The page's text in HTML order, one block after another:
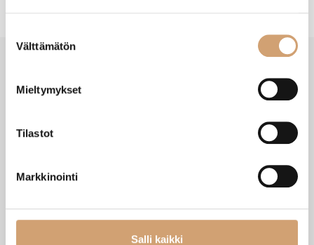
valinta
Välttämätön
Mieltymykset
Tilastot
Markkinointi
Salli kaikki